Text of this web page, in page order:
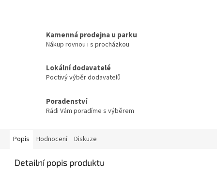
Kamenná prodejna u parku
Nákup rovnou i s procházkou
Lokální dodavatelé
Poctivý výběr dodavatelů
Poradenství
Rádi Vám poradíme s výběrem
Popis Hodnocení Diskuze
Detailní popis produktu